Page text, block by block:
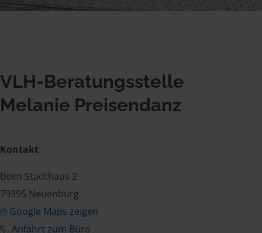
VLH-Beratungsstelle
Melanie Preisendanz
Kontakt
Beim Stadthaus 2
79395 Neuenburg
Google Maps zeigen
Anfahrt zum Büro